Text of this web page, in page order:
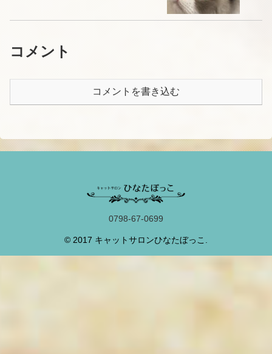
コメント
コメントを書き込む
0798-67-0699
© 2017 キャットサロンひなたぼっこ.